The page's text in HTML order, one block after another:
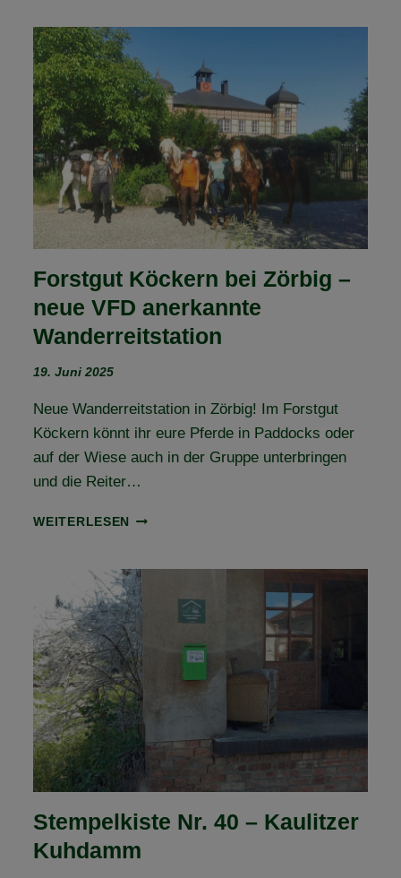
DURCH
NATUR
–
UNSERE
KRÄUTERWANDERUNG
AM
14.
JUNI
2025
Forstgut Köckern bei Zörbig –
neue VFD anerkannte
Wanderreitstation
19. Juni 2025
Neue Wanderreitstation in Zörbig! Im Forstgut
Köckern könnt ihr eure Pferde in Paddocks oder
auf der Wiese auch in der Gruppe unterbringen
und die Reiter…
WEITERLESEN
FORSTGUT
ZÖRBIG
–
NEUE
VFD
ANERKANNTE
WANDERREITSTATION
Stempelkiste Nr. 40 – Kaulitzer
Kuhdamm